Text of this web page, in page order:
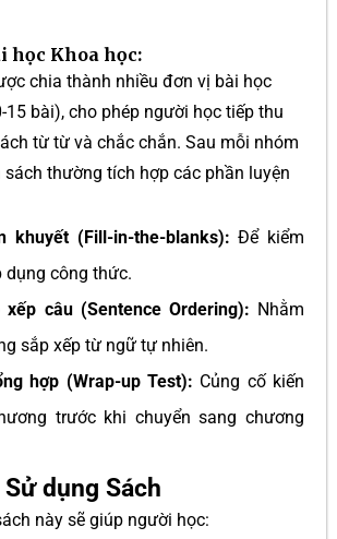
học Khoa học:
chia thành nhiều đơn vị bài học
15 bài), cho phép người học tiếp thu
từ từ và chắc chắn. Sau mỗi nhóm
sách thường tích hợp các phần luyện
khuyết (Fill-in-the-blanks): Để kiểm
dụng công thức.
xếp câu (Sentence Ordering): Nhằm
sắp xếp từ ngữ tự nhiên.
hợp (Wrap-up Test): Củng cố kiến
trước khi chuyển sang chương
dụng Sách
này sẽ giúp người học: